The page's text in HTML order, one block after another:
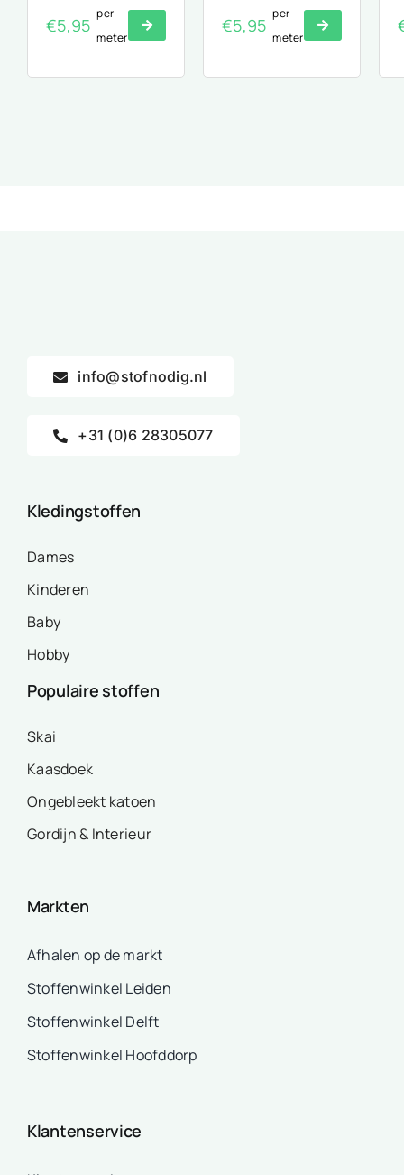
€5,95
per
meter
€5,95
per
meter
info@stofnodig.nl
+31 (0)6 28305077
Kledingstoffen
Dames
Kinderen
Baby
Hobby
Populaire stoffen
Skai
Kaasdoek
Ongebleekt katoen
Gordijn & Interieur
Markten
Afhalen op de markt
Stoffenwinkel Leiden
Stoffenwinkel Delft
Stoffenwinkel Hoofddorp
Klantenservice